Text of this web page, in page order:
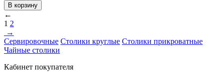
В корзину
←
1 2
→
Cервировочные Столики круглые Столики прикроватные
Чайные столики
Кабинет покупателя